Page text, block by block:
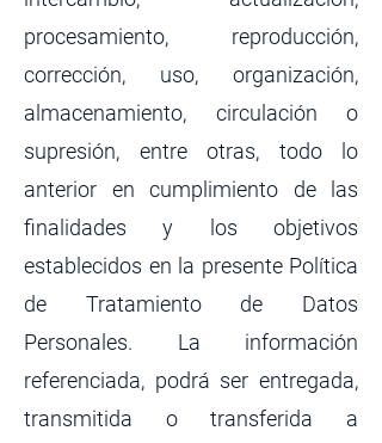
procesamiento, reproducción,
corrección, uso, organización,
almacenamiento, circulación o
supresión, entre otras, todo lo
anterior en cumplimiento de las
finalidades y los objetivos
establecidos en la presente Política
de Tratamiento de Datos
Personales. La información
referenciada, podrá ser entregada,
transmitida o transferida a